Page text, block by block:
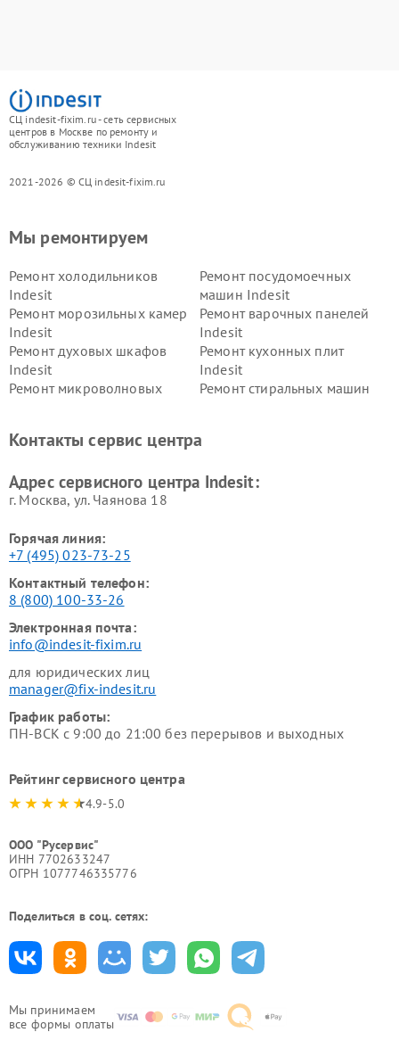
СЦ indesit-fixim.ru - сеть сервисных
центров в Москве по ремонту и
обслуживанию техники Indesit
2021-2026 © СЦ indesit-fixim.ru
Мы принимаем
все формы оплаты
Мы ремонтируем
Ремонт холодильников
Indesit
Ремонт посудомоечных
машин Indesit
Ремонт морозильных камер
Indesit
Ремонт варочных панелей
Indesit
Ремонт духовых шкафов
Indesit
Ремонт кухонных плит
Indesit
Ремонт микроволновых
Ремонт стиральных машин
Indesit
Indesit
Контакты сервис центра
Адрес сервисного центра Indesit:
г. Москва, ул. Чаянова 18
Горячая линия:
+7 (495) 023-73-25
Контактный телефон:
8 (800) 100-33-26
Электронная почта:
info@indesit-fixim.ru
для юридических лиц
manager@fix-indesit.ru
График работы:
ПН-ВСК с 9:00 до 21:00 без перерывов и выходных
Рейтинг сервисного центра
4.9-5.0
ООО "Русервис"
ИНН 7702633247
ОГРН 1077746335776
Поделиться в соц. сетях: